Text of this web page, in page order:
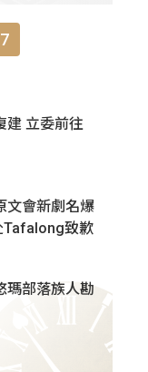
建 立委前往
文會新劇名爆
Tafalong致歉
瑪部落族人勘